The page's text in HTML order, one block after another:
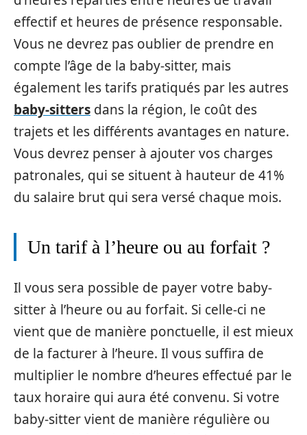
effectif et heures de présence responsable.
Vous ne devrez pas oublier de prendre en
compte l’âge de la baby-sitter, mais
également les tarifs pratiqués par les autres
baby-sitters dans la région, le coût des
trajets et les différents avantages en nature.
Vous devrez penser à ajouter vos charges
patronales, qui se situent à hauteur de 41%
du salaire brut qui sera versé chaque mois.
Un tarif à l’heure ou au forfait ?
Il vous sera possible de payer votre baby-
sitter à l’heure ou au forfait. Si celle-ci ne
vient que de manière ponctuelle, il est mieux
de la facturer à l’heure. Il vous suffira de
multiplier le nombre d’heures effectué par le
taux horaire qui aura été convenu. Si votre
baby-sitter vient de manière régulière ou